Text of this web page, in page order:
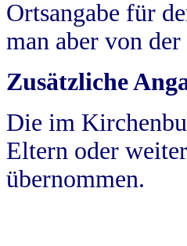
Ortsangabe für
man aber von
Zusätzliche
Die im
Eltern oder
übernommen.